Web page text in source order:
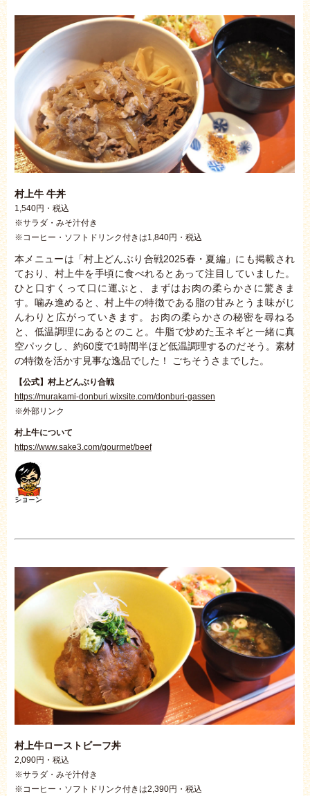
村上牛 牛丼
1,540円・税込
※サラダ・みそ汁付き
※コーヒー・ソフトドリンク付きは1,840円・税込
本メニューは「村上どんぶり合戦2025春・夏編」にも掲載され
ており、村上牛を手頃に食べれるとあって注目していました。
ひと口すくって口に運ぶと、まずはお肉の柔らかさに驚きま
す。噛み進めると、村上牛の特徴である脂の甘みとうま味がじ
んわりと広がっていきます。お肉の柔らかさの秘密を尋ねる
と、低温調理にあるとのこと。牛脂で炒めた玉ネギと一緒に真
空パックし、約60度で1時間半ほど低温調理するのだそう。素材
の特徴を活かす見事な逸品でした！ ごちそうさまでした。
【公式】村上どんぶり合戦
https://murakami-donburi.wixsite.com/donburi-gassen
※外部リンク
村上牛について
https://www.sake3.com/gourmet/beef
村上牛ローストビーフ丼
2,090円・税込
※サラダ・みそ汁付き
※コーヒー・ソフトドリンク付きは2,390円・税込